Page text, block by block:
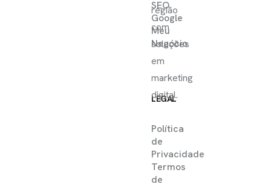
SEO
Google
Meu
Negócio
LEGAL
Política
de
Privacidade
Termos
de
região
com
soluções
em
marketing
digital.